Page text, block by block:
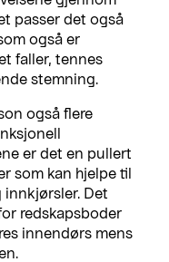
passer det også
også er
faller, tennes
stemning.
også flere
er det en pullert
som kan hjelpe til
innkjørsler. Det
redskapsboder
innendørs mens